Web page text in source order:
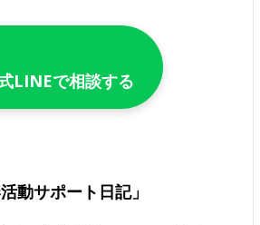
LINEで相談する
動サポート日記」